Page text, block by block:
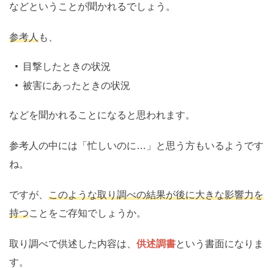
などということが聞かれるでしょう。
参考人も、
目撃したときの状況
被害にあったときの状況
などを聞かれることになると思われます。
参考人の中には「忙しいのに…」と思う方もいるようです
ね。
ですが、 このような取り調べの結果が後に大きな影響力を
持つことをご存知でしょうか。
取り調べで供述した内容は、 供述調書という書面になりま
す。